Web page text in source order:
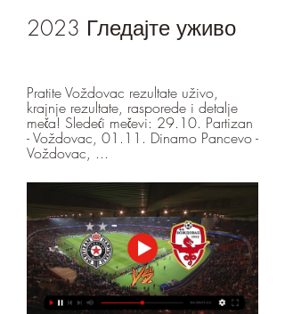
2023 Гледајте уживо
Pratite Voždovac rezultate uživo,
krajnje rezultate, rasporede i detalje
meča! Sledeći mečevi: 29.10. Partizan
- Voždovac, 01.11. Dinamo Pancevo -
Voždovac, ...